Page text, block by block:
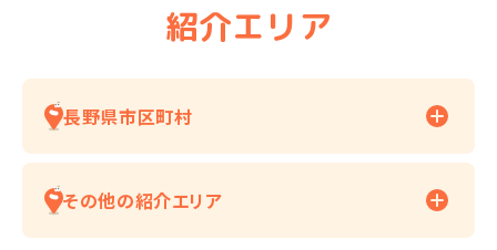
紹介エリア
長野県市区町村
その他の紹介エリア